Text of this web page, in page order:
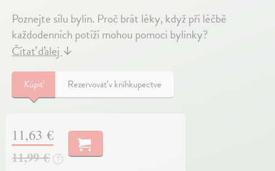
Poznejte sílu bylin. Proč brát léky, když při léčbě
každodenních potíží mohou pomoci bylinky?
Čítať ďalej ↓
Kúpiť Rezervovať v kníhkupectve
11,63 €
11,99 €
?